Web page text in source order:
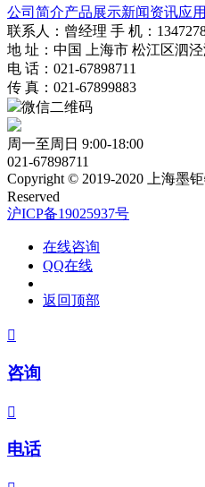
公司简介产品展示新闻资讯应
联系人：曾经理 手 机：
地 址：中国 上海市 松江区泗
电 话：021-67898711
传 真：021-67899883
微信二维码
周一至周日 9:00-18:00
021-67898711
Copyright © 2019-2020 上海墨
Reserved
沪ICP备19025937号
在线咨询
QQ在线
返回顶部

咨询

电话